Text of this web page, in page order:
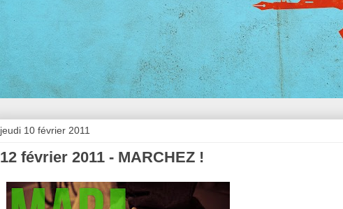
jeudi 10 février 2011
12 février 2011 - MARCHEZ !